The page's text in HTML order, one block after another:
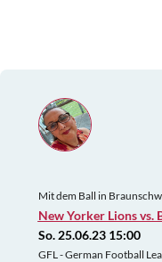
Mit dem Ball in
New Yorker Lions vs.
So. 25.06.23 15:00
GFL - German Football